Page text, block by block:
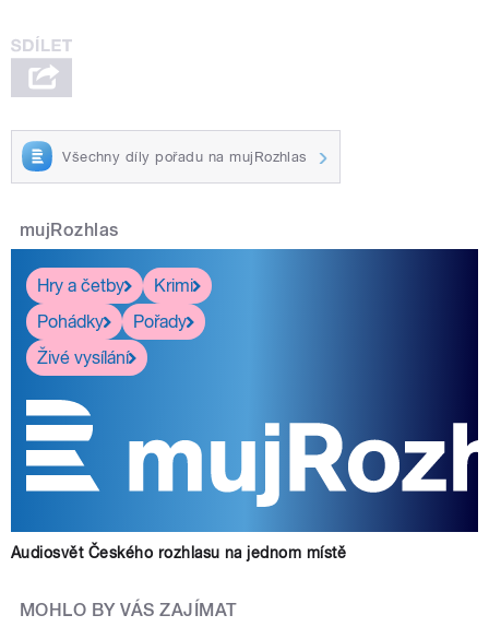
Všechny díly pořadu na mujRozhlas
mujRozhlas
Hry a četby
Krimi
Pohádky
Pořady
Živé vysílání
Audiosvět Českého rozhlasu na jednom místě
MOHLO BY VÁS ZAJÍMAT